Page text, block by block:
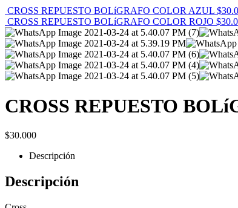
CROSS REPUESTO BOLíGRAFO COLOR AZUL $
CROSS REPUESTO BOLíGRAFO COLOR ROJO $
CROSS REPUESTO
$30.000
Descripción
Descripción